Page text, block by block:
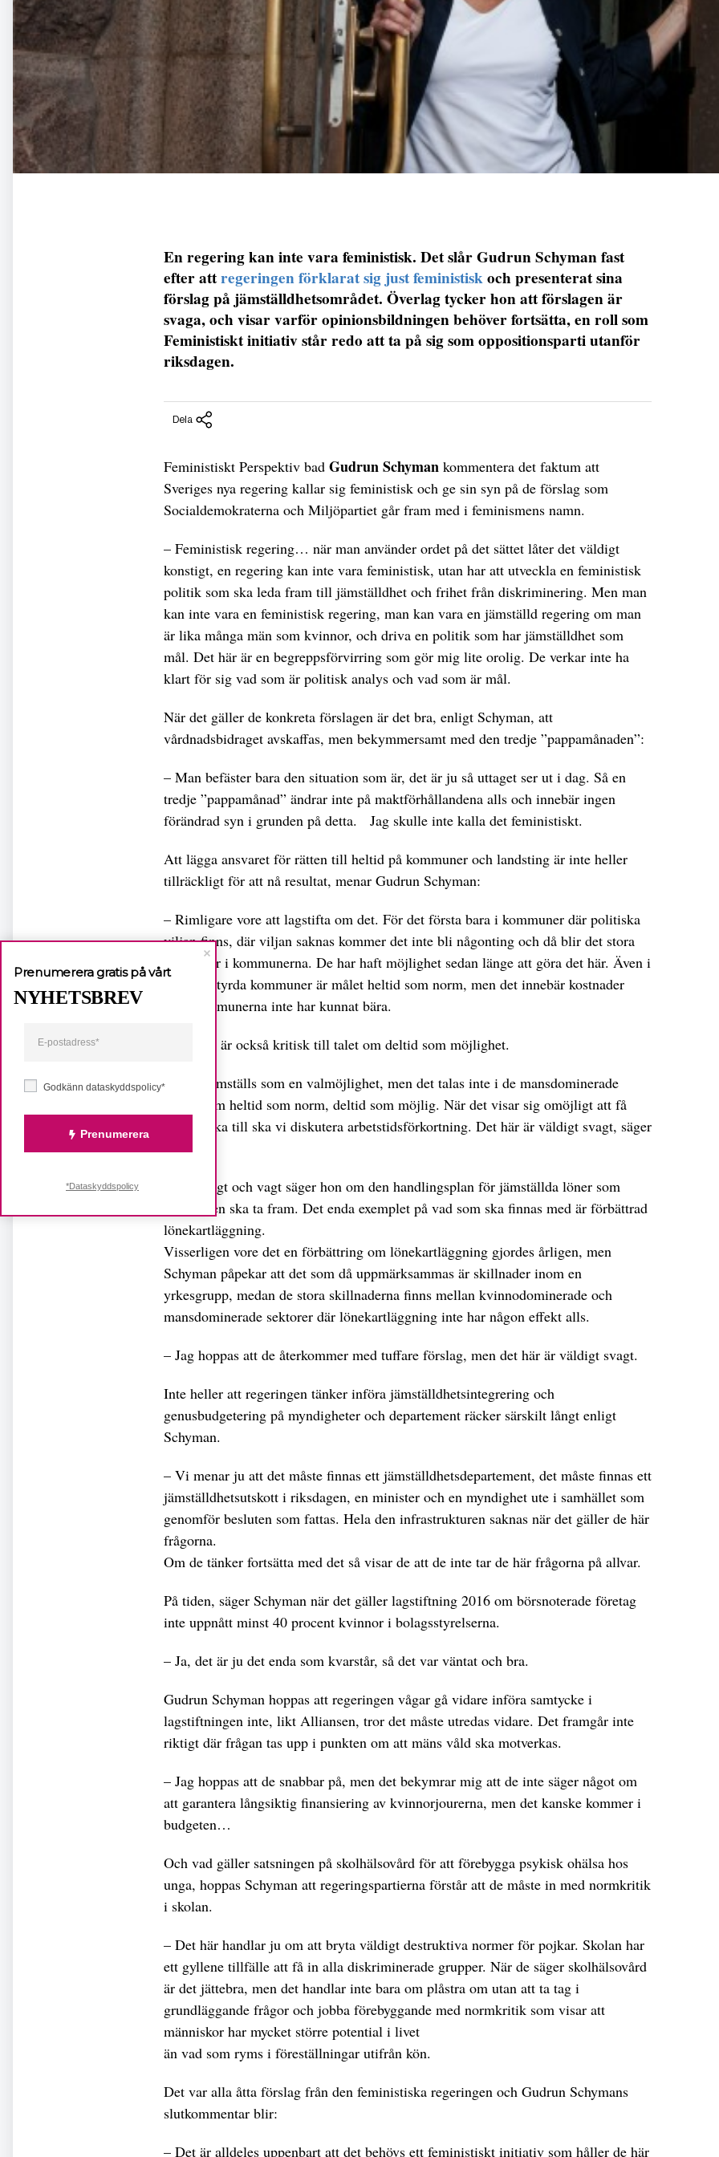
En regering kan inte vara feministisk. Det slår Gudrun Schyman fast
efter attregeringen förklarat sig just feministiskoch presenterat sina
förslag på jämställdhetsområdet. Överlag tycker hon att förslagen är
svaga, och visar varför opinionsbildningen behöver fortsätta, en roll som
Feministiskt initiativ står redo att ta på sig som oppositionsparti utanför
riksdagen.
Dela
Feministiskt Perspektiv bad Gudrun Schyman kommentera det faktum att
Sveriges nya regering kallar sig feministisk och ge sin syn på de förslag som
Socialdemokraterna och Miljöpartiet går fram med i feminismens namn.
– Feministisk regering… när man använder ordet på det sättet låter det väldigt
konstigt, en regering kan inte vara feministisk, utan har att utveckla en feministisk
politik som ska leda fram till jämställdhet och frihet från diskriminering. Men man
kan inte vara en feministisk regering, man kan vara en jämställd regering om man
är lika många män som kvinnor, och driva en politik som har jämställdhet som
mål. Det här är en begreppsförvirring som gör mig lite orolig. De verkar inte ha
klart för sig vad som är politisk analys och vad som är mål.
När det gäller de konkreta förslagen är det bra, enligt Schyman, att
vårdnadsbidraget avskaffas, men bekymmersamt med den tredje ”pappamånaden”:
– Man befäster bara den situation som är, det är ju så uttaget ser ut i dag. Så en
tredje ”pappamånad” ändrar inte på maktförhållandena alls och innebär ingen
förändrad syn i grunden på detta. Jag skulle inte kalla det feministiskt.
Att lägga ansvaret för rätten till heltid på kommuner och landsting är inte heller
tillräckligt för att nå resultat, menar Gudrun Schyman:
– Rimligare vore att lagstifta om det. För det första bara i kommuner där politiska
viljan finns, där viljan saknas kommer det inte bli någonting och då blir det stora
skillnader i kommunerna. De har haft möjlighet sedan länge att göra det här. Även i
moderatstyrda kommuner är målet heltid som norm, men det innebär kostnader
som kommunerna inte har kunnat bära.
Schyman är också kritisk till talet om deltid som möjlighet.
– Det framställs som en valmöjlighet, men det talas inte i de mansdominerade
yrkena om heltid som norm, deltid som möjlig. När det visar sig omöjligt att få
tiden räcka till ska vi diskutera arbetstidsförkortning. Det här är väldigt svagt, säger
hon.
Både svagt och vagt säger hon om den handlingsplan för jämställda löner som
regeringen ska ta fram. Det enda exemplet på vad som ska finnas med är förbättrad
lönekartläggning.
Visserligen vore det en förbättring om lönekartläggning gjordes årligen, men
Schyman påpekar att det som då uppmärksammas är skillnader inom en
yrkesgrupp, medan de stora skillnaderna finns mellan kvinnodominerade och
mansdominerade sektorer där lönekartläggning inte har någon effekt alls.
– Jag hoppas att de återkommer med tuffare förslag, men det här är väldigt svagt.
Inte heller att regeringen tänker införa jämställdhetsintegrering och
genusbudgetering på myndigheter och departement räcker särskilt långt enligt
Schyman.
– Vi menar ju att det måste finnas ett jämställdhetsdepartement, det måste finnas ett
jämställdhetsutskott i riksdagen, en minister och en myndighet ute i samhället som
genomför besluten som fattas. Hela den infrastrukturen saknas när det gäller de här
frågorna.
Om de tänker fortsätta med det så visar de att de inte tar de här frågorna på allvar.
På tiden, säger Schyman när det gäller lagstiftning 2016 om börsnoterade företag
inte uppnått minst 40 procent kvinnor i bolagsstyrelserna.
– Ja, det är ju det enda som kvarstår, så det var väntat och bra.
Gudrun Schyman hoppas att regeringen vågar gå vidare införa samtycke i
lagstiftningen inte, likt Alliansen, tror det måste utredas vidare. Det framgår inte
riktigt där frågan tas upp i punkten om att mäns våld ska motverkas.
– Jag hoppas att de snabbar på, men det bekymrar mig att de inte säger något om
att garantera långsiktig finansiering av kvinnorjourerna, men det kanske kommer i
budgeten…
Och vad gäller satsningen på skolhälsovård för att förebygga psykisk ohälsa hos
unga, hoppas Schyman att regeringspartierna förstår att de måste in med normkritik
i skolan.
– Det här handlar ju om att bryta väldigt destruktiva normer för pojkar. Skolan har
ett gyllene tillfälle att få in alla diskriminerade grupper. När de säger skolhälsovård
är det jättebra, men det handlar inte bara om plåstra om utan att ta tag i
grundläggande frågor och jobba förebyggande med normkritik som visar att
människor har mycket större potential i livet
än vad som ryms i föreställningar utifrån kön.
Det var alla åtta förslag från den feministiska regeringen och Gudrun Schymans
slutkommentar blir:
– Det är alldeles uppenbart att det behövs ett feministiskt initiativ som håller de här
Godkänn dataskyddspolicy*
Prenumerera
Prenumerera gratis på vårt
NYHETSBREV
*Dataskyddspolicy